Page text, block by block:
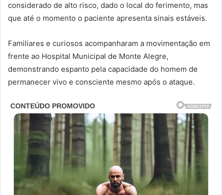
considerado de alto risco, dado o local do ferimento, mas
que até o momento o paciente apresenta sinais estáveis.
Familiares e curiosos acompanharam a movimentação em
frente ao Hospital Municipal de Monte Alegre,
demonstrando espanto pela capacidade do homem de
permanecer vivo e consciente mesmo após o ataque.